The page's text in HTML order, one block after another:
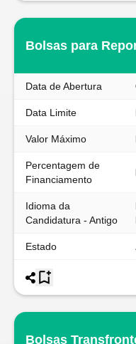
Bolsas para
Data de Abertura
Data Limite
Valor Máximo
Percentagem de
Financiamento
Idioma da
Candidatura - Antigo
Estado
Bolsas